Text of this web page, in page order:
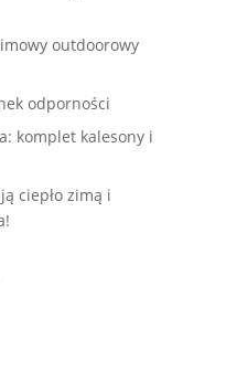
outdoorowy
odporności
komplet kalesony i
ciepło zimą i